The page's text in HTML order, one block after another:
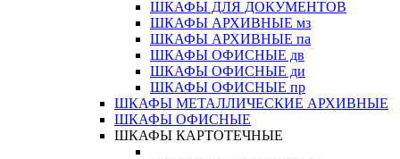
ШКАФЫ ДЛЯ ДОКУМЕНТОВ
ШКАФЫ АРХИВНЫЕ мз
ШКАФЫ АРХИВНЫЕ па
ШКАФЫ ОФИСНЫЕ дв
ШКАФЫ ОФИСНЫЕ ди
ШКАФЫ ОФИСНЫЕ пр
ШКАФЫ МЕТАЛЛИЧЕСКИЕ АРХИВНЫЕ
ШКАФЫ ОФИСНЫЕ
ШКАФЫ КАРТОТЕЧНЫЕ